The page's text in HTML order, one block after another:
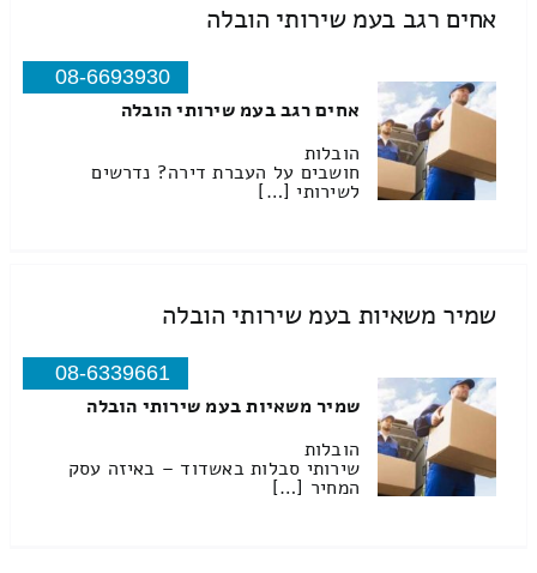
אחים רגב בעמ שירותי הובלה
08-6693930
אחים רגב בעמ שירותי הובלה
הובלות
חושבים על העברת דירה? נדרשים
לשירותי […]
שמיר משאיות בעמ שירותי הובלה
08-6339661
שמיר משאיות בעמ שירותי הובלה
הובלות
שירותי סבלות באשדוד – באיזה עסק
המחיר […]